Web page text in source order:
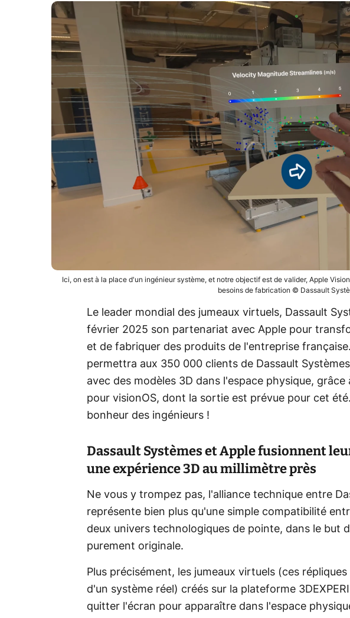
Ici, on est à la place d'un ingénieur système, et notre objectif est de valider, Apple
besoins de fabrication © Dassault
Le leader mondial des jumeaux virtuels, Dassault
février 2025 son partenariat avec Apple pour
et de fabriquer des produits de l'entreprise
permettra aux 350 000 clients de Dassault
avec des modèles 3D dans l'espace physique, grâce
pour visionOS, dont la sortie est prévue pour cet
bonheur des ingénieurs !
Dassault Systèmes et Apple fusionnent
une expérience 3D au millimètre près
Ne vous y trompez pas, l'alliance technique entre
représente bien plus qu'une simple compatibilité
deux univers technologiques de pointe, dans le but
purement originale.
Plus précisément, les jumeaux virtuels (ces
d'un système réel) créés sur la plateforme
quitter l'écran pour apparaître dans l'espace